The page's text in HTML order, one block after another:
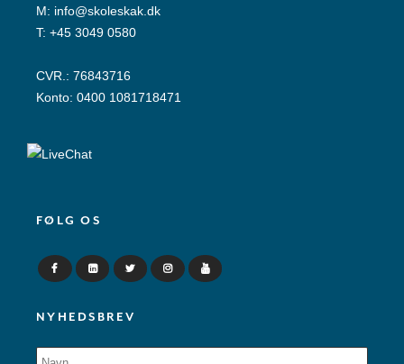
M: info@skoleskak.dk
T: +45 3049 0580
CVR.: 76843716
Konto: 0400 1081718471
FØLG OS
NYHEDSBREV